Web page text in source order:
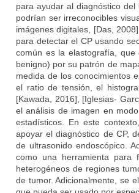
para ayudar al diagnóstico
podrían ser irreconocibles
imágenes digitales, [Das,
para detectar el CP usando
común es la elastografía,
benigno) por su patrón de
medida de los conocimientos
el ratio de tensión, el
[Kawada, 2016], [Iglesias-
el análisis de imagen en
estadísticos. En este
apoyar el diagnóstico de CP,
de ultrasonido endoscópico.
como una herramienta para
heterogéneos de regiones
de tumor. Adicionalmente, se